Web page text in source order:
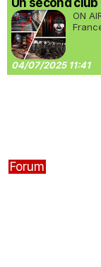
Un second club
ON
04/07/2025 11:41
Forum